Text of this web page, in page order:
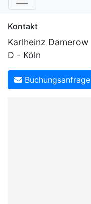
Kontakt
Karlheinz Damerow
D - Köln
Buchungsanfrage